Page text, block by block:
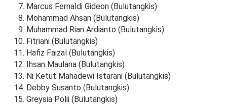
Marcus Fernaldi Gideon (Bulutangkis)
Mohammad Ahsan (Bulutangkis)
Muhammad Rian Ardianto (Bulutangkis)
Fitriani (Bulutangkis)
Hafiz Faizal (Bulutangkis)
Ihsan Maulana (Bulutangkis)
Ni Ketut Mahadewi Istarani (Bulutangkis)
Debby Susanto (Bulutangkis)
Greysia Polii (Bulutangkis)